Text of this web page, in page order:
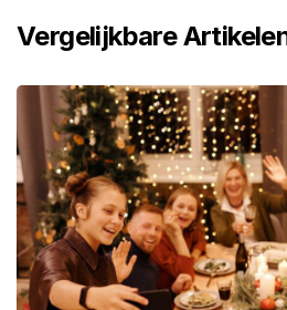
Vergelijkbare